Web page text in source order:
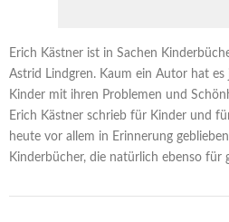
Erich Kästner ist in Sachen
Astrid Lindgren. Kaum ein Autor hat
Kinder mit ihren Problemen und
Erich Kästner schrieb für Kinder und
heute vor allem in Erinnerung
Kinderbücher, die natürlich ebenso für